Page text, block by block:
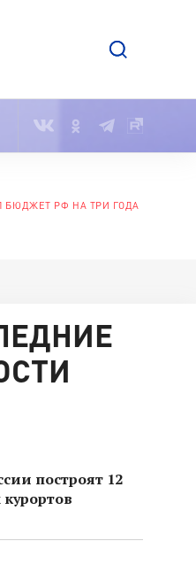
БЮДЖЕТ РФ НА ТРИ ГОДА
построят 12